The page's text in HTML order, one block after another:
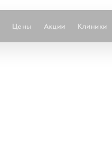
Цены Акции Клиники